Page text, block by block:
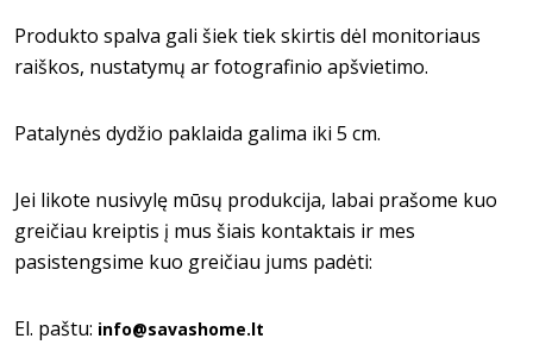
Produkto spalva gali šiek tiek skirtis dėl monitoriaus
raiškos, nustatymų ar fotografinio apšvietimo.
Patalynės dydžio paklaida galima iki 5 cm.
Jei likote nusivylę mūsų produkcija, labai prašome kuo
greičiau kreiptis į mus šiais kontaktais ir mes
pasistengsime kuo greičiau jums padėti:
El. paštu: info@savashome.lt